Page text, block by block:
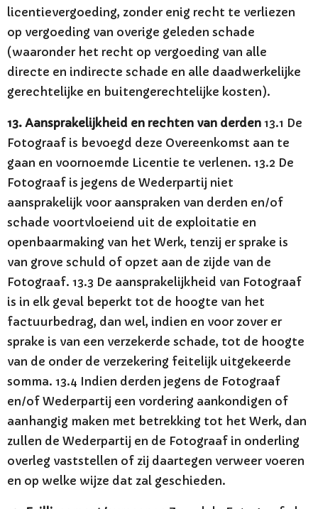
licentievergoeding, zonder enig recht te verliezen
op vergoeding van overige geleden schade
(waaronder het recht op vergoeding van alle
directe en indirecte schade en alle daadwerkelijke
gerechtelijke en buitengerechtelijke kosten).
13. Aansprakelijkheid en rechten van derden 13.1 De
Fotograaf is bevoegd deze Overeenkomst aan te
gaan en voornoemde Licentie te verlenen. 13.2 De
Fotograaf is jegens de Wederpartij niet
aansprakelijk voor aanspraken van derden en/of
schade voortvloeiend uit de exploitatie en
openbaarmaking van het Werk, tenzij er sprake is
van grove schuld of opzet aan de zijde van de
Fotograaf. 13.3 De aansprakelijkheid van Fotograaf
is in elk geval beperkt tot de hoogte van het
factuurbedrag, dan wel, indien en voor zover er
sprake is van een verzekerde schade, tot de hoogte
van de onder de verzekering feitelijk uitgekeerde
somma. 13.4 Indien derden jegens de Fotograaf
en/of Wederpartij een vordering aankondigen of
aanhangig maken met betrekking tot het Werk, dan
zullen de Wederpartij en de Fotograaf in onderling
overleg vaststellen of zij daartegen verweer voeren
en op welke wijze dat zal geschieden.